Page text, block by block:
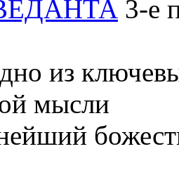
3-е
из
мысли